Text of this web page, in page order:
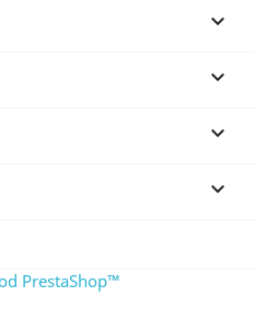




PrestaShop™